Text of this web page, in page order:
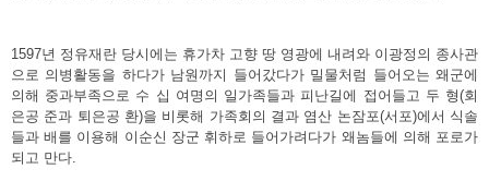
1597년 정유재란 당시에는 휴가차 고향 땅 영광에 내려와 이광정의 종사관
으로 의병활동을 하다가 남원까지 들어갔다가 밀물처럼 들어오는 왜군에
의해 중과부족으로 수 십 여명의 일가족들과 피난길에 접어들고 두 형(회
은공 준과 퇴은공 환)을 비롯해 가족회의 결과 염산 논잠포(서포)에서 식솔
들과 배를 이용해 이순신 장군 휘하로 들어가려다가 왜놈들에 의해 포로가
되고 만다.